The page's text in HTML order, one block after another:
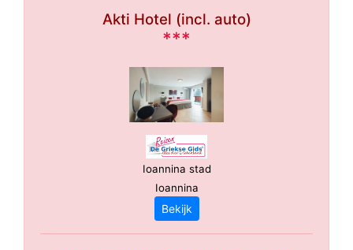
Akti Hotel (incl. auto)
***
Ioannina stad
Ioannina
Bekijk